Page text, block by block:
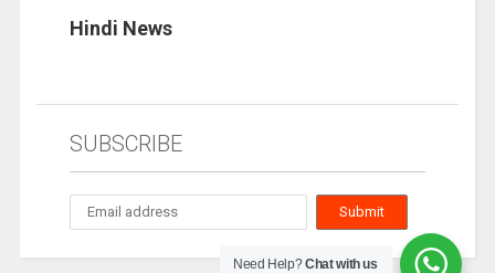
Hindi News
SUBSCRIBE
Need Help?Chat with us